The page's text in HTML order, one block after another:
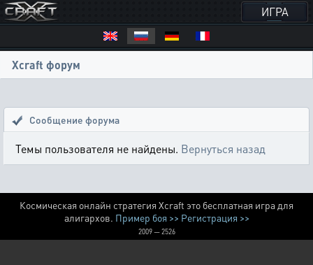
ИГРА
Xcraft форум
Сообщение форума
Темы пользователя не найдены. Вернуться назад
Космическая онлайн стратегия Xcraft это бесплатная игра для
алигархов. Пример боя >> Регистрация >>
2009 — 2526